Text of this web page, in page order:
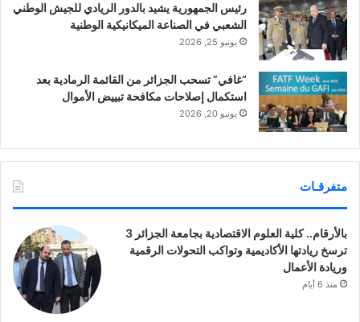
رئيس الجمهورية يشيد بالدور الريادي للجيش الوطني
الشعبي في الصناعة الميكانيكية الوطنية
يونيو 25, 2026
“غافي” تسحب الجزائر من القائمة الرمادية بعد
استكمال إصلاحات مكافحة تبييض الأموال
يونيو 20, 2026
متفرقـات
بالأرقام.. كلية العلوم الاقتصادية بجامعة الجزائر 3
ترسخ ريادتها الأكاديمية وتواكب التحولات الرقمية
وريادة الأعمال
منذ 6 أيام